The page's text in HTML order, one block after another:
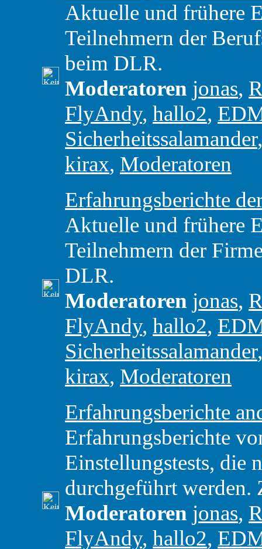
Aktuelle und frühere
Teilnehmern der
beim DLR.
Moderatoren jonas,
FlyAndy, hallo2,
Sicherheitssalamander
kirax, Moderatoren
Erfahrungsberichte
Aktuelle und frühere
Teilnehmern der
DLR.
Moderatoren jonas,
FlyAndy, hallo2,
Sicherheitssalamander
kirax, Moderatoren
Erfahrungsberichte
Erfahrungsberichte
Einstellungstests, die
durchgeführt
Moderatoren jonas,
FlyAndy, hallo2,